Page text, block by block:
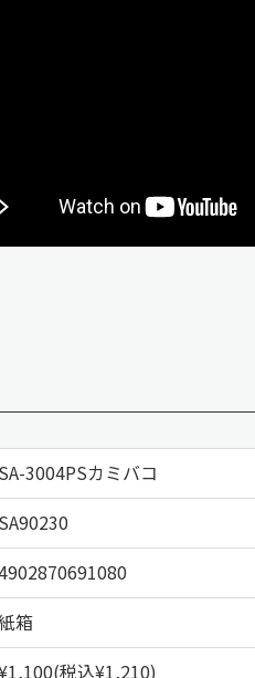
3004PSカミバコ
箱
税込¥1,210)